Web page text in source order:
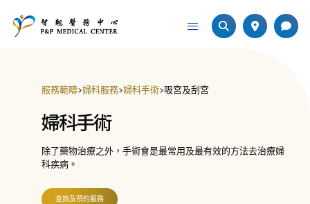
服務範疇>婦科服務>婦科手術>吸宮及刮宮
婦科手術
除了藥物治療之外，手術會是最常用及最有效的方法去治療婦
科疾病。
查詢及預約服務